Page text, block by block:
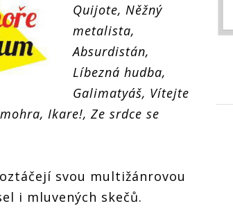
Quijote, Něžný
metalista,
Absurdistán,
Líbezná hudba,
Galimatyáš, Vítejte
Ikare!, Ze srdce se
svou multižánrovou
i mluvených skečů.